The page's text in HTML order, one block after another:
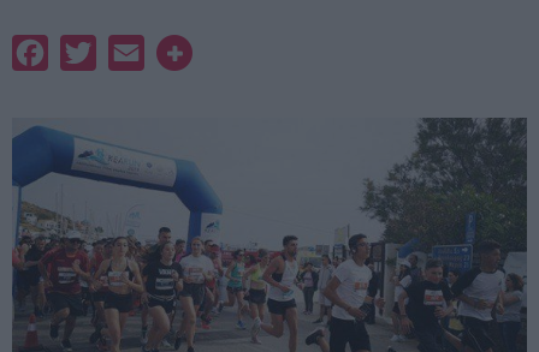
FacebookTwitterEmail